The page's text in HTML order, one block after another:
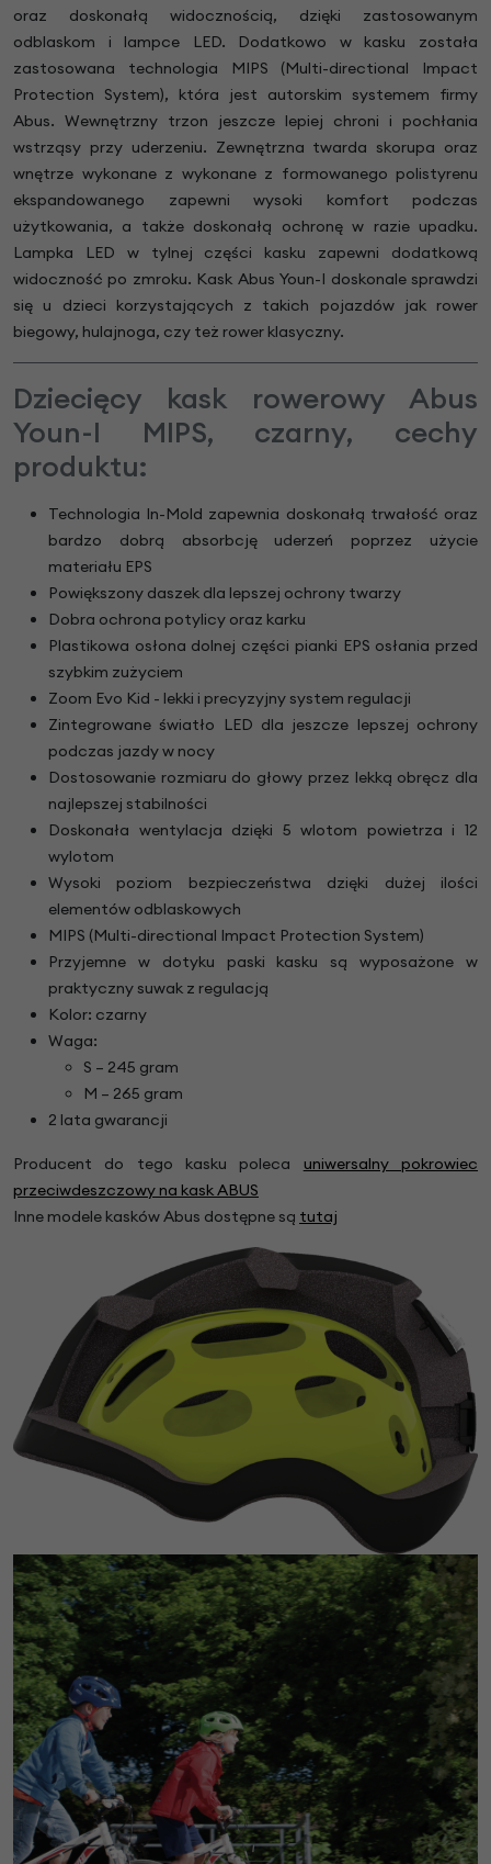
oraz doskonałą widocznością, dzięki zastosowanym
odblaskom i lampce LED. Dodatkowo w kasku została
zastosowana technologia MIPS (Multi-directional Impact
Protection System), która jest autorskim systemem firmy
Abus. Wewnętrzny trzon jeszcze lepiej chroni i pochłania
wstrząsy przy uderzeniu. Zewnętrzna twarda skorupa oraz
wnętrze wykonane z wykonane z formowanego polistyrenu
ekspandowanego zapewni wysoki komfort podczas
użytkowania, a także doskonałą ochronę w razie upadku.
Lampka LED w tylnej części kasku zapewni dodatkową
widoczność po zmroku. Kask Abus Youn-I doskonale sprawdzi
się u dzieci korzystających z takich pojazdów jak rower
biegowy, hulajnoga, czy też rower klasyczny.
Dziecięcy kask rowerowy Abus
Youn-I MIPS, czarny, cechy
produktu:
Technologia In-Mold zapewnia doskonałą trwałość oraz
bardzo dobrą absorbcję uderzeń poprzez użycie
materiału EPS
Powiększony daszek dla lepszej ochrony twarzy
Dobra ochrona potylicy oraz karku
Plastikowa osłona dolnej części pianki EPS osłania przed
szybkim zużyciem
Zoom Evo Kid - lekki i precyzyjny system regulacji
Zintegrowane światło LED dla jeszcze lepszej ochrony
podczas jazdy w nocy
Dostosowanie rozmiaru do głowy przez lekką obręcz dla
najlepszej stabilności
Doskonała wentylacja dzięki 5 wlotom powietrza i 12
wylotom
Wysoki poziom bezpieczeństwa dzięki dużej ilości
elementów odblaskowych
MIPS (Multi-directional Impact Protection System)
Przyjemne w dotyku paski kasku są wyposażone w
praktyczny suwak z regulacją
Kolor: czarny
Waga:
S – 245 gram
M – 265 gram
2 lata gwarancji
Producent do tego kasku poleca uniwersalny pokrowiec
przeciwdeszczowy na kask ABUS
Inne modele kasków Abus dostępne są tutaj